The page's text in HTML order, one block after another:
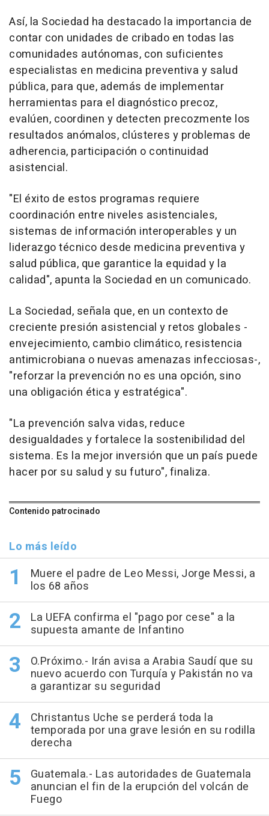
Así, la Sociedad ha destacado la importancia de
contar con unidades de cribado en todas las
comunidades autónomas, con suficientes
especialistas en medicina preventiva y salud
pública, para que, además de implementar
herramientas para el diagnóstico precoz,
evalúen, coordinen y detecten precozmente los
resultados anómalos, clústeres y problemas de
adherencia, participación o continuidad
asistencial.
"El éxito de estos programas requiere
coordinación entre niveles asistenciales,
sistemas de información interoperables y un
liderazgo técnico desde medicina preventiva y
salud pública, que garantice la equidad y la
calidad", apunta la Sociedad en un comunicado.
La Sociedad, señala que, en un contexto de
creciente presión asistencial y retos globales -
envejecimiento, cambio climático, resistencia
antimicrobiana o nuevas amenazas infecciosas-,
"reforzar la prevención no es una opción, sino
una obligación ética y estratégica".
"La prevención salva vidas, reduce
desigualdades y fortalece la sostenibilidad del
sistema. Es la mejor inversión que un país puede
hacer por su salud y su futuro", finaliza.
Contenido patrocinado
Lo más leído
Muere el padre de Leo Messi, Jorge Messi, a
los 68 años
La UEFA confirma el "pago por cese" a la
supuesta amante de Infantino
O.Próximo.- Irán avisa a Arabia Saudí que su
nuevo acuerdo con Turquía y Pakistán no va
a garantizar su seguridad
Christantus Uche se perderá toda la
temporada por una grave lesión en su rodilla
derecha
Guatemala.- Las autoridades de Guatemala
anuncian el fin de la erupción del volcán de
Fuego